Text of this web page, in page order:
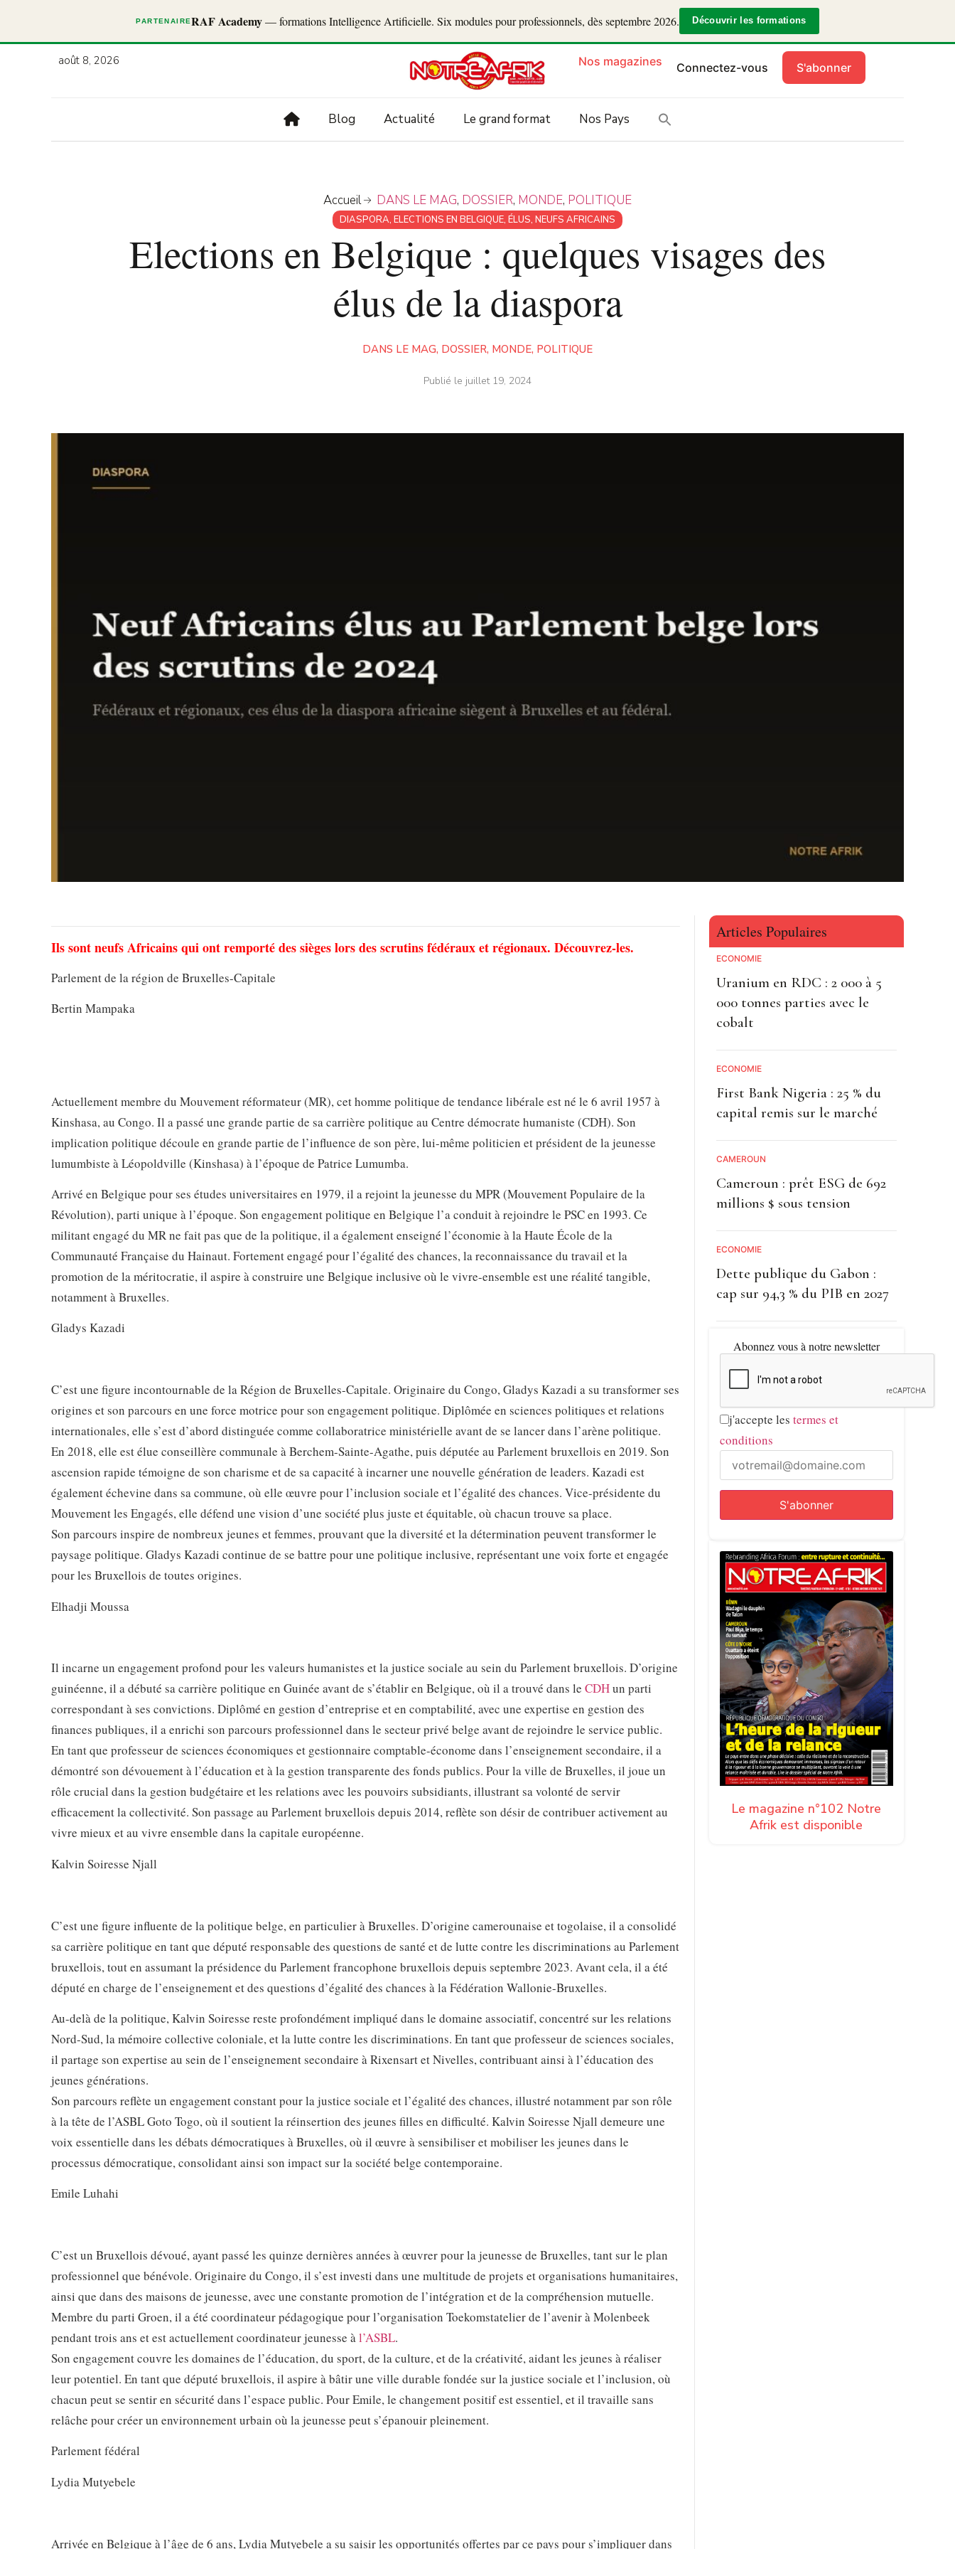
PARTENAIRERAF Academy— formations Intelligence Artificielle. Six modules pour professionnels, dès septembre 2026. Découvrir les formations
août 8, 2026 Nos magazines Connectez-vous S'abonner
Blog Actualité Le grand format Nos Pays
Accueil DANS LE MAG, DOSSIER, MONDE, POLITIQUE
DIASPORA, ELECTIONS EN BELGIQUE, ÉLUS, NEUFS AFRICAINS
Elections en Belgique : quelques visages des
élus de la diaspora
DANS LE MAG, DOSSIER, MONDE, POLITIQUE
Publié le juillet 19, 2024
Ils sont neufs Africains qui ont remporté des sièges lors des scrutins fédéraux et régionaux. Découvrez-les.
Parlement de la région de Bruxelles-Capitale
Bertin Mampaka
Actuellement membre du Mouvement réformateur (MR), cet homme politique de tendance libérale est né le 6 avril 1957 à
Kinshasa, au Congo. Il a passé une grande partie de sa carrière politique au Centre démocrate humaniste (CDH). Son
implication politique découle en grande partie de l’influence de son père, lui-même politicien et président de la jeunesse
lumumbiste à Léopoldville (Kinshasa) à l’époque de Patrice Lumumba.
Arrivé en Belgique pour ses études universitaires en 1979, il a rejoint la jeunesse du MPR (Mouvement Populaire de la
Révolution), parti unique à l’époque. Son engagement politique en Belgique l’a conduit à rejoindre le PSC en 1993. Ce
militant engagé du MR ne fait pas que de la politique, il a également enseigné l’économie à la Haute École de la
Communauté Française du Hainaut. Fortement engagé pour l’égalité des chances, la reconnaissance du travail et la
promotion de la méritocratie, il aspire à construire une Belgique inclusive où le vivre-ensemble est une réalité tangible,
notamment à Bruxelles.
Gladys Kazadi
C’est une figure incontournable de la Région de Bruxelles-Capitale. Originaire du Congo, Gladys Kazadi a su transformer ses
origines et son parcours en une force motrice pour son engagement politique. Diplômée en sciences politiques et relations
internationales, elle s’est d’abord distinguée comme collaboratrice ministérielle avant de se lancer dans l’arène politique.
En 2018, elle est élue conseillère communale à Berchem-Sainte-Agathe, puis députée au Parlement bruxellois en 2019. Son
ascension rapide témoigne de son charisme et de sa capacité à incarner une nouvelle génération de leaders. Kazadi est
également échevine dans sa commune, où elle œuvre pour l’inclusion sociale et l’égalité des chances. Vice-présidente du
Mouvement les Engagés, elle défend une vision d’une société plus juste et équitable, où chacun trouve sa place.
Son parcours inspire de nombreux jeunes et femmes, prouvant que la diversité et la détermination peuvent transformer le
paysage politique. Gladys Kazadi continue de se battre pour une politique inclusive, représentant une voix forte et engagée
pour les Bruxellois de toutes origines.
Elhadji Moussa
Il incarne un engagement profond pour les valeurs humanistes et la justice sociale au sein du Parlement bruxellois. D’origine
guinéenne, il a débuté sa carrière politique en Guinée avant de s’établir en Belgique, où il a trouvé dans le CDHun parti
correspondant à ses convictions. Diplômé en gestion d’entreprise et en comptabilité, avec une expertise en gestion des
finances publiques, il a enrichi son parcours professionnel dans le secteur privé belge avant de rejoindre le service public.
En tant que professeur de sciences économiques et gestionnaire comptable-économe dans l’enseignement secondaire, il a
démontré son dévouement à l’éducation et à la gestion transparente des fonds publics. Pour la ville de Bruxelles, il joue un
rôle crucial dans la gestion budgétaire et les relations avec les pouvoirs subsidiants, illustrant sa volonté de servir
efficacement la collectivité. Son passage au Parlement bruxellois depuis 2014, reflète son désir de contribuer activement au
vivre mieux et au vivre ensemble dans la capitale européenne.
Kalvin Soiresse Njall
C’est une figure influente de la politique belge, en particulier à Bruxelles. D’origine camerounaise et togolaise, il a consolidé
sa carrière politique en tant que député responsable des questions de santé et de lutte contre les discriminations au Parlement
bruxellois, tout en assumant la présidence du Parlement francophone bruxellois depuis septembre 2023. Avant cela, il a été
député en charge de l’enseignement et des questions d’égalité des chances à la Fédération Wallonie-Bruxelles.
Au-delà de la politique, Kalvin Soiresse reste profondément impliqué dans le domaine associatif, concentré sur les relations
Nord-Sud, la mémoire collective coloniale, et la lutte contre les discriminations. En tant que professeur de sciences sociales,
il partage son expertise au sein de l’enseignement secondaire à Rixensart et Nivelles, contribuant ainsi à l’éducation des
jeunes générations.
Son parcours reflète un engagement constant pour la justice sociale et l’égalité des chances, illustré notamment par son rôle
à la tête de l’ASBL Goto Togo, où il soutient la réinsertion des jeunes filles en difficulté. Kalvin Soiresse Njall demeure une
voix essentielle dans les débats démocratiques à Bruxelles, où il œuvre à sensibiliser et mobiliser les jeunes dans le
processus démocratique, consolidant ainsi son impact sur la société belge contemporaine.
Emile Luhahi
C’est un Bruxellois dévoué, ayant passé les quinze dernières années à œuvrer pour la jeunesse de Bruxelles, tant sur le plan
professionnel que bénévole. Originaire du Congo, il s’est investi dans une multitude de projets et organisations humanitaires,
ainsi que dans des maisons de jeunesse, avec une constante promotion de l’intégration et de la compréhension mutuelle.
Membre du parti Groen, il a été coordinateur pédagogique pour l’organisation Toekomstatelier de l’avenir à Molenbeek
pendant trois ans et est actuellement coordinateur jeunesse àl’ASBL.
Son engagement couvre les domaines de l’éducation, du sport, de la culture, et de la créativité, aidant les jeunes à réaliser
leur potentiel. En tant que député bruxellois, il aspire à bâtir une ville durable fondée sur la justice sociale et l’inclusion, où
chacun peut se sentir en sécurité dans l’espace public. Pour Emile, le changement positif est essentiel, et il travaille sans
relâche pour créer un environnement urbain où la jeunesse peut s’épanouir pleinement.
Parlement fédéral
Lydia Mutyebele
Arrivée en Belgique à l’âge de 6 ans, Lydia Mutyebele a su saisir les opportunités offertes par ce pays pour s’impliquer dans
Articles Populaires
ECONOMIE
Uranium en RDC : 2 000 à 5
000 tonnes parties avec le
cobalt
ECONOMIE
First Bank Nigeria : 25 % du
capital remis sur le marché
CAMEROUN
Cameroun : prêt ESG de 692
millions $ sous tension
ECONOMIE
Dette publique du Gabon :
cap sur 94,3 % du PIB en 2027
Abonnez vous à notre newsletter
j'accepte les termes et
conditions
Le magazine n°102 Notre
Afrik est disponible